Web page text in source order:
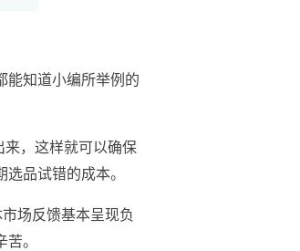
能知道小编所举例的
来，这样就可以确保
品试错的成本。
场反馈基本呈现负
。